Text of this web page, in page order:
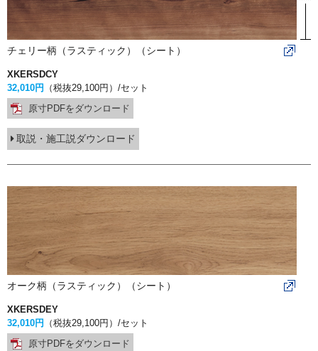
チェリー柄（ラスティック）（シート）
XKERSDCY
32,010円
（税抜29,100円） /セット
原寸PDFをダウンロード
取説・施工説ダウンロード
オーク柄（ラスティック）（シート）
XKERSDEY
32,010円
（税抜29,100円） /セット
原寸PDFをダウンロード